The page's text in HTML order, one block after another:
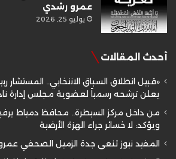
عمرو رشدي
يوليو 25, 2026
أحدث المقالات
«قبيل انطلاق السباق الانتخابي..
يعلن ترشحه رسمياً لعضوية مجلس إدارة
من داخل مركز السيطرة.. محافظ دمياط
ويؤكد: لا خسائر جراء الهزة الأرضية
المفيد نيوز تنعى جدة الزميل الصحفي